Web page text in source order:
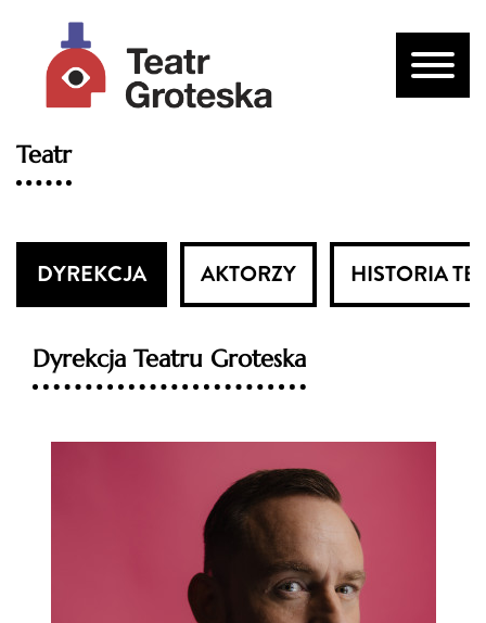
Teatr
DYREKCJA AKTORZY HISTORIA
Dyrekcja Teatru Groteska